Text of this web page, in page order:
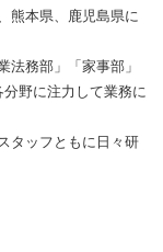
熊本県、鹿児島県に
法務部」「家事部」
野に注力して業務に
タッフともに日々研